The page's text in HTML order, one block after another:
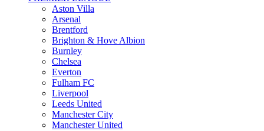
Aston Villa
Arsenal
Brentford
Brighton & Hove Albion
Burnley
Chelsea
Everton
Fulham FC
Liverpool
Leeds United
Manchester City
Manchester United